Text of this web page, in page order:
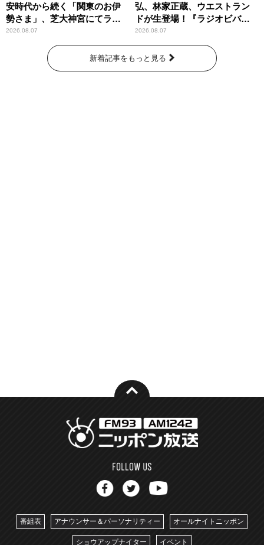
安時代から続く「関東のお伊
勢さま」、芝大神宮にてラン
パンプスが合格祈願！
2026.08.07
弘、林家正蔵、ウエストラン
ドが生登場！『ラジオビバリ
ー昼ズ』
2026.08.07
新着記事をもっと見る
番組表 アナウンサー＆パーソナリティー オールナイトニッポン
ショウアップナイター イベント